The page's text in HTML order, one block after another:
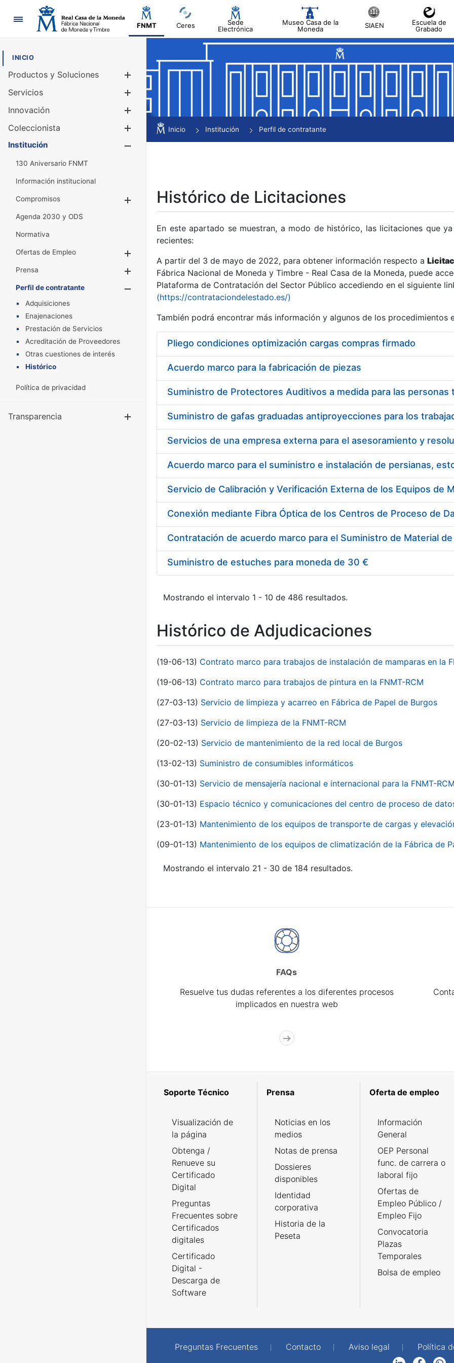
Navegación
FNMT Ceres
Sede
Electrónica
Museo Casa de la
Moneda
SIAEN
Escuela de
Grabado
INICIO
Productos y Soluciones
Mostrar/Ocultar
Servicios
Innovación
Coleccionista
Mostrar/Ocultar
Institución
130 Aniversario FNMT
Información institucional
Compromisos
Mostrar/Ocultar
Agenda 2030 y ODS
Normativa
Ofertas de Empleo
Prensa
Mostrar/Ocultar
Perfil de contratante
Mostrar/Ocultar
Adquisiciones
Enajenaciones
Prestación de Servicios
Acreditación de Proveedores
Otras cuestiones de interés
Histórico
Política de privacidad
Transparencia Mostrar/Ocultar
Inicio Institución Perfil de contratante
Histórico de Licitaciones
En este apartado se muestran, a modo de histórico, las licitaciones que
recientes:
A partir del 3 de mayo de 2022, para obtener información respecto a
Fábrica Nacional de Moneda y Timbre - Real Casa de la Moneda, puede
Plataforma de Contratación del Sector Público accediendo en el siguiente
(https://contrataciondelestado.es/)
También podrá encontrar más información y algunos de los procedimientos
Pliego condiciones optimización cargas compras firmado
Acuerdo marco para la fabricación de piezas
Acuerdo marco para el suministro e instalación de persianas,
Suministro de estuches para moneda de 30 €
Mostrando el intervalo 1 - 10 de 486 resultados.
Histórico de Adjudicaciones
(19-06-13) Contrato marco para trabajos de instalación de mamparas en la
(19-06-13) Contrato marco para trabajos de pintura en la FNMT-RCM
(27-03-13) Servicio de limpieza y acarreo en Fábrica de Papel de Burgos
(27-03-13) Servicio de limpieza de la FNMT-RCM
(20-02-13) Servicio de mantenimiento de la red local de Burgos
(13-02-13) Suministro de consumibles informáticos
(30-01-13) Servicio de mensajería nacional e internacional para la FNMT-
(30-01-13) Espacio técnico y comunicaciones del centro de proceso de
(23-01-13) Mantenimiento de los equipos de transporte de cargas y
(09-01-13) Mantenimiento de los equipos de climatización de la Fábrica de
Mostrando el intervalo 21 - 30 de 184 resultados.
FAQs
Resuelve tus dudas referentes a los diferentes procesos
implicados en nuestra web
Soporte Técnico
Visualización de
la página
Obtenga /
Renueve su
Certificado
Digital
Preguntas
Frecuentes sobre
Certificados
digitales
Certificado
Digital -
Descarga de
Software
Prensa
Noticias en los
medios
Notas de prensa
Dossieres
disponibles
Identidad
corporativa
Historia de la
Peseta
Oferta de empleo
Información
General
OEP Personal
func. de carrera o
laboral fijo
Ofertas de
Empleo Público /
Empleo Fijo
Convocatoria
Plazas
Temporales
Bolsa de empleo
Preguntas Frecuentes Contacto Aviso legal Política